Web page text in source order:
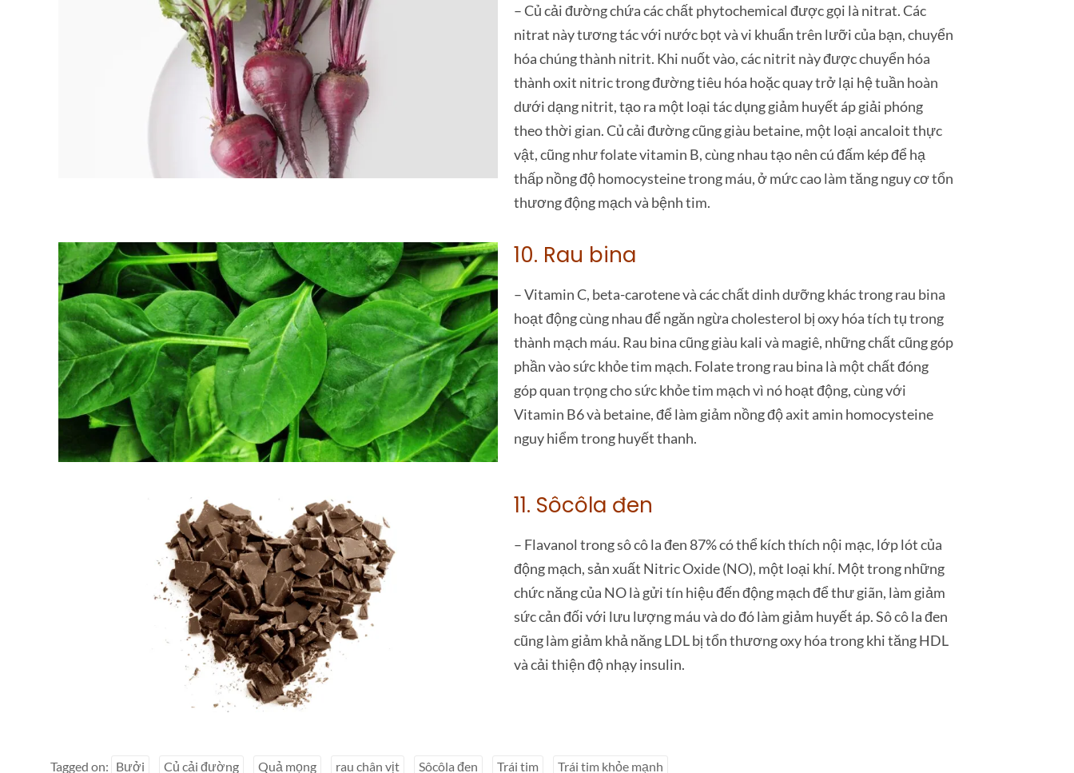
– Củ cải đường chứa các chất phytochemical được gọi là nitrat. Các
nitrat này tương tác với nước bọt và vi khuẩn trên lưỡi của bạn, chuyển
hóa chúng thành nitrit. Khi nuốt vào, các nitrit này được chuyển hóa
thành oxit nitric trong đường tiêu hóa hoặc quay trở lại hệ tuần hoàn
dưới dạng nitrit, tạo ra một loại tác dụng giảm huyết áp giải phóng
theo thời gian. Củ cải đường cũng giàu betaine, một loại ancaloit thực
vật, cũng như folate vitamin B, cùng nhau tạo nên cú đấm kép để hạ
thấp nồng độ homocysteine trong máu, ở mức cao làm tăng nguy cơ tổn
thương động mạch và bệnh tim.
10. Rau bina
– Vitamin C, beta-carotene và các chất dinh dưỡng khác trong rau bina
hoạt động cùng nhau để ngăn ngừa cholesterol bị oxy hóa tích tụ trong
thành mạch máu. Rau bina cũng giàu kali và magiê, những chất cũng góp
phần vào sức khỏe tim mạch. Folate trong rau bina là một chất đóng
góp quan trọng cho sức khỏe tim mạch vì nó hoạt động, cùng với
Vitamin B6 và betaine, để làm giảm nồng độ axit amin homocysteine
nguy hiểm trong huyết thanh.
11. Sôcôla đen
– Flavanol trong sô cô la đen 87% có thể kích thích nội mạc, lớp lót của
động mạch, sản xuất Nitric Oxide (NO), một loại khí. Một trong những
chức năng của NO là gửi tín hiệu đến động mạch để thư giãn, làm giảm
sức cản đối với lưu lượng máu và do đó làm giảm huyết áp. Sô cô la đen
cũng làm giảm khả năng LDL bị tổn thương oxy hóa trong khi tăng HDL
và cải thiện độ nhạy insulin.
Tagged on: Bưởi Củ cải đường Quả mọng rau chân vịt Sôcôla đen Trái tim Trái tim khỏe mạnh